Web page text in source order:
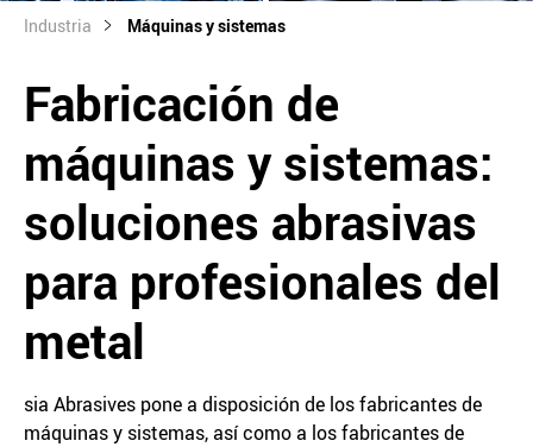
Industria Máquinas y sistemas
Fabricación de
máquinas y sistemas:
soluciones abrasivas
para profesionales del
metal
sia Abrasives pone a disposición de los fabricantes de
máquinas y sistemas, así como a los fabricantes de